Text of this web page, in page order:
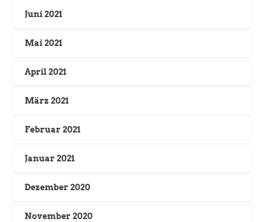
Juni 2021
Mai 2021
April 2021
März 2021
Februar 2021
Januar 2021
Dezember 2020
November 2020